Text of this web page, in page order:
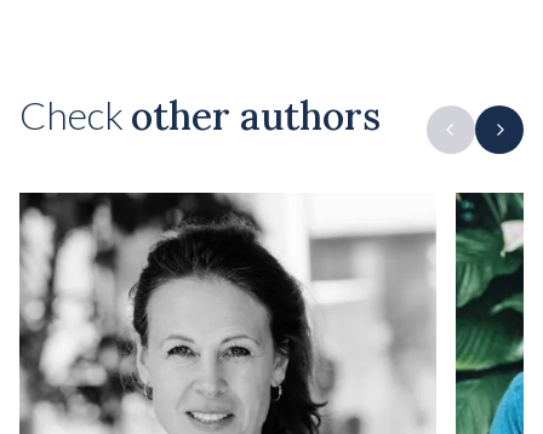
Check other authors